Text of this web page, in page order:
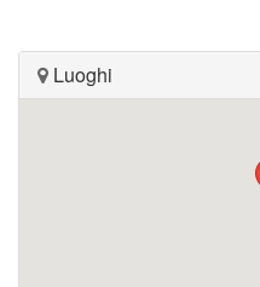
Luoghi